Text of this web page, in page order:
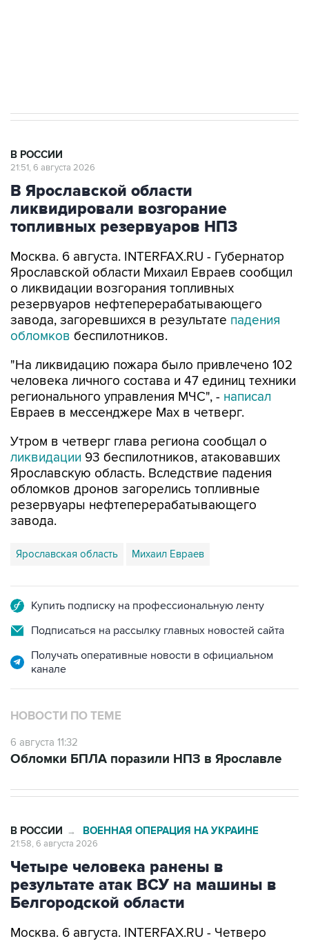
В РОССИИ
21:51, 6 августа 2026
В Ярославской области
ликвидировали возгорание
топливных резервуаров НПЗ
Москва. 6 августа. INTERFAX.RU - Губернатор
Ярославской области Михаил Евраев сообщил
о ликвидации возгорания топливных
резервуаров нефтеперерабатывающего
завода, загоревшихся в результате падения
обломков беспилотников.
"На ликвидацию пожара было привлечено 102
человека личного состава и 47 единиц техники
регионального управления МЧС", - написал
Евраев в мессенджере Мах в четверг.
Утром в четверг глава региона сообщал о
ликвидации 93 беспилотников, атаковавших
Ярославскую область. Вследствие падения
обломков дронов загорелись топливные
резервуары нефтеперерабатывающего
завода.
Ярославская область Михаил Евраев
Купить подписку на профессиональную ленту
Подписаться на рассылку главных новостей сайта
Получать оперативные новости в официальном
канале
НОВОСТИ ПО ТЕМЕ
6 августа 11:32
Обломки БПЛА поразили НПЗ в Ярославле
В РОССИИ → ВОЕННАЯ ОПЕРАЦИЯ НА УКРАИНЕ
21:58, 6 августа 2026
Четыре человека ранены в
результате атак ВСУ на машины в
Белгородской области
Москва. 6 августа. INTERFAX.RU - Четверо